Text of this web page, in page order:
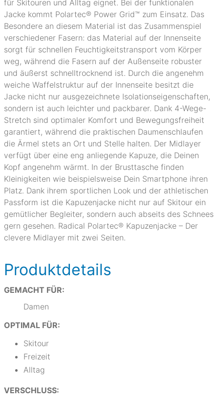
für Skitouren und Alltag eignet. Bei der funktionalen
Jacke kommt Polartec® Power Grid™ zum Einsatz. Das
Besondere an diesem Material ist das Zusammenspiel
verschiedener Fasern: das Material auf der Innenseite
sorgt für schnellen Feuchtigkeitstransport vom Körper
weg, während die Fasern auf der Außenseite robuster
und äußerst schnelltrocknend ist. Durch die angenehm
weiche Waffelstruktur auf der Innenseite besitzt die
Jacke nicht nur ausgezeichnete Isolationseigenschaften,
sondern ist auch leichter und packbarer. Dank 4-Wege-
Stretch sind optimaler Komfort und Bewegungsfreiheit
garantiert, während die praktischen Daumenschlaufen
die Ärmel stets an Ort und Stelle halten. Der Midlayer
verfügt über eine eng anliegende Kapuze, die Deinen
Kopf angenehm wärmt. In der Brusttasche finden
Kleinigkeiten wie beispielsweise Dein Smartphone ihren
Platz. Dank ihrem sportlichen Look und der athletischen
Passform ist die Kapuzenjacke nicht nur auf Skitour ein
gemütlicher Begleiter, sondern auch abseits des Schnees
gern gesehen. Radical Polartec® Kapuzenjacke – Der
clevere Midlayer mit zwei Seiten.
Produktdetails
GEMACHT FÜR:
Damen
OPTIMAL FÜR:
Skitour
Freizeit
Alltag
VERSCHLUSS: